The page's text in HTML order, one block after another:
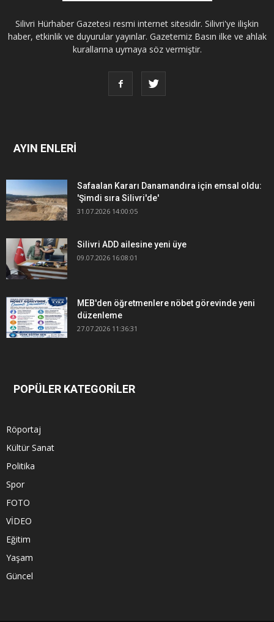
Silivri Hürhaber Gazetesi resmi internet sitesidir. Silivri'ye ilişkin
haber, etkinlik ve duyurular yayınlar. Gazetemiz Basın ilke ve ahlak
kurallarına uymaya söz vermiştir.
AYIN ENLERİ
Safaalan Kararı Danamandıra için emsal oldu:
'Şimdi sıra Silivri'de'
31.07.2026 14:00:05
Silivri ADD ailesine yeni üye
09.07.2026 16:08:01
MEB'den öğretmenlere nöbet görevinde yeni
düzenleme
27.07.2026 11:36:31
POPÜLER KATEGORİLER
Röportaj
Kültür Sanat
Politika
Spor
FOTO
VİDEO
Eğitim
Yaşam
Güncel